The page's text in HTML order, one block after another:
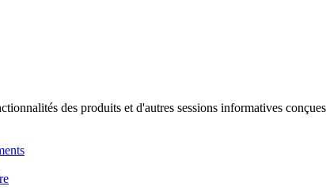
des produits et d'autres sessions informatives